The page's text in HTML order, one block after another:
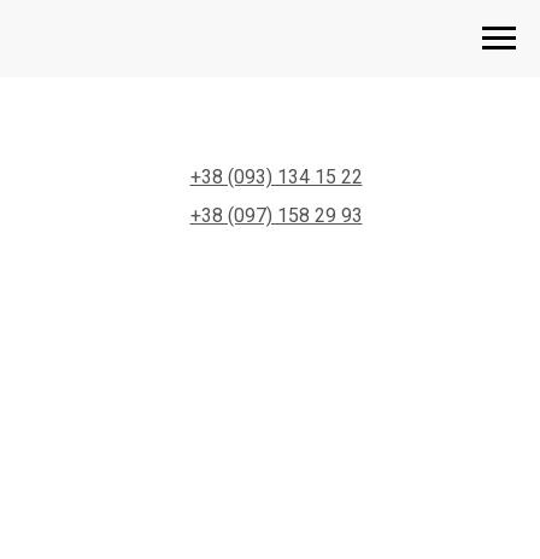
+38 (097) 158 29 93
+38 (093) 134 15 22